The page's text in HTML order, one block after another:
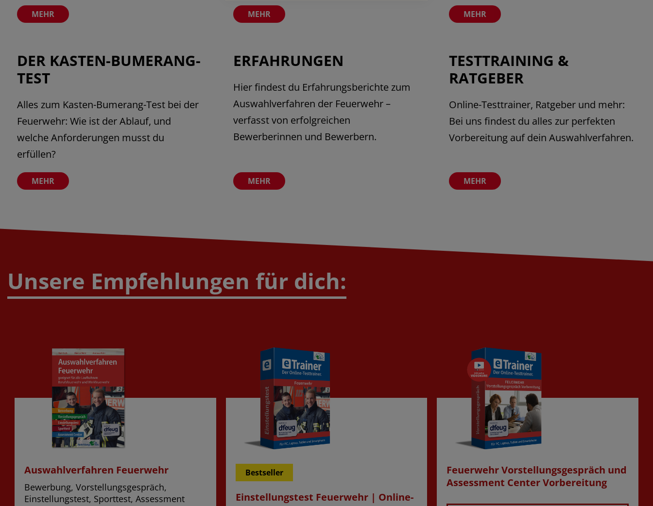
DER KASTEN-BUMERANG-
TEST
Alles zum Kasten-Bumerang-Test bei der
Feuerwehr: Wie ist der Ablauf, und
welche Anforderungen musst du
erfüllen?
Seite öffnen ERFAHRUNGEN
Hier findest du Erfahrungsberichte zum
Auswahlverfahren der Feuerwehr –
verfasst von erfolgreichen
Bewerberinnen und Bewerbern.
Seite öffnen
TESTTRAINING &
RATGEBER
Online-Testtrainer, Ratgeber und mehr:
Bei uns findest du alles zur perfekten
Vorbereitung auf dein Auswahlverfahren.
Seite öffnen
Unsere Empfehlungen für dich:
Auswahlverfahren Feuerwehr
Bewerbung, Vorstellungsgespräch,
Einstellungstest, Sporttest, Assessment
Bestseller
Einstellungstest Feuerwehr | Online-
Laufzeit wählen
Feuerwehr Vorstellungsgespräch und
Assessment Center Vorbereitung
Laufzeit wählen